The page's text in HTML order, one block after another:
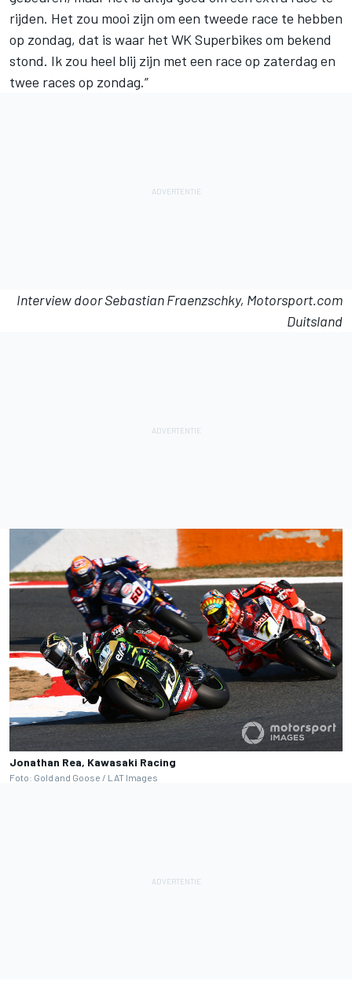
rijden. Het zou mooi zijn om een tweede race te hebben
op zondag, dat is waar het WK Superbikes om bekend
stond. Ik zou heel blij zijn met een race op zaterdag en
twee races op zondag.”
Interview door Sebastian Fraenzschky, Motorsport.com
Duitsland
Jonathan Rea, Kawasaki Racing
Foto: Gold and Goose / LAT Images